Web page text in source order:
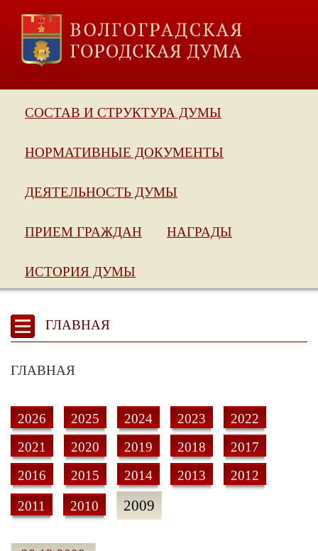
СОСТАВ И СТРУКТУРА ДУМЫ
НОРМАТИВНЫЕ ДОКУМЕНТЫ
ДЕЯТЕЛЬНОСТЬ ДУМЫ
ПРИЕМ ГРАЖДАН НАГРАДЫ
ИСТОРИЯ ДУМЫ
ГЛАВНАЯ
ГЛАВНАЯ
2026 2025 2024 2023
2022
2021
2020 2019 2018
2017
2016
2015 2014 2013 2012
2011 2010 2009